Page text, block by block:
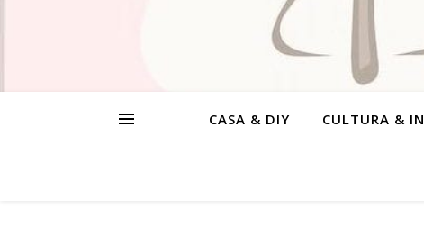
CASA & DIY CULTURA &